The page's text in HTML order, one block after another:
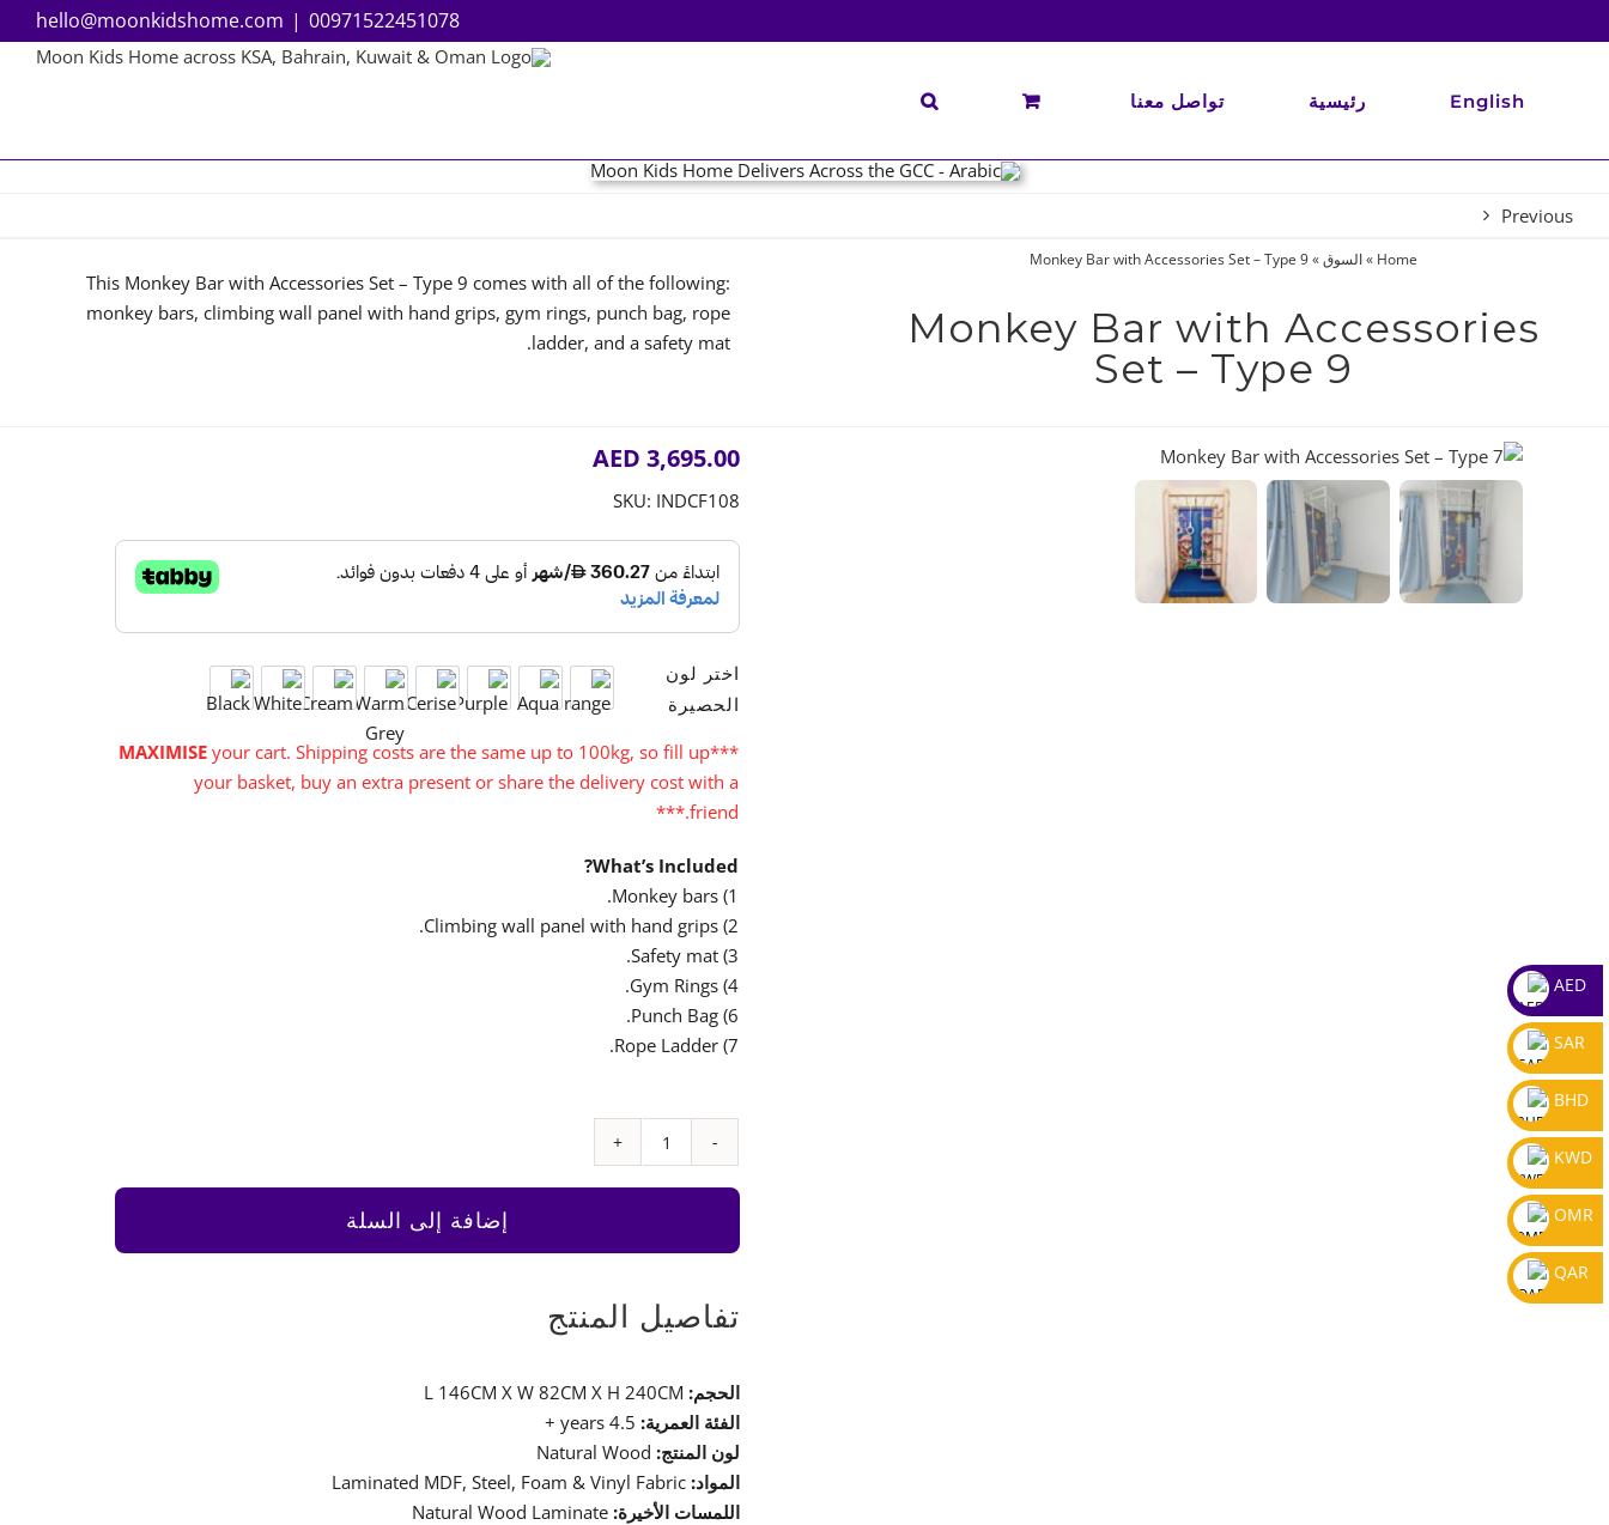
to
00971522451078
|
hello@moonkidshome.com
English رئيسية تواصل معنا
Previous
Home
»السوق»
Monkey Bar with Accessories Set – Type 9
Monkey Bar with Accessories
Set – Type 9
This Monkey Bar with Accessories Set – Type 9 comes with all of the following:
monkey bars, climbing wall panel with hand grips, gym rings, punch bag, rope
ladder, and a safety mat.
AED 3,695.00
SKU: INDCF108
اختر لون
الحصيرة
Orange
Aqua
Purple
Cerise
Warm Grey
Cream
White
Black
***
MAXIMISEyour cart. Shipping costs are the same up to 100kg, so fill up
your basket, buy an extra present or share the delivery cost with a
friend.***
What’s Included?
1) Monkey bars.
2) Climbing wall panel with hand grips.
3) Safety mat.
4) Gym Rings.
6) Punch Bag.
7) Rope Ladder.
كمية
Monkey
Set
–
9
إضافة إلى السلة
تفاصيل المنتج
الحجم:
الفئة العمرية:
لون المنتج:
المواد: Laminated MDF, Steel, Foam & Vinyl Fabric
اللمسات الأخيرة: Natural Wood Laminate
AED
SAR
BHD
KWD
OMR
QAR